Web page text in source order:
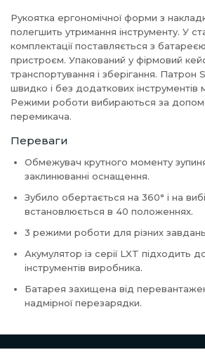
Рукоятка ергономічної форми з
полегшить утримання інструменту. У
комплектації поставляється з
пристроєм. Упакований у фірмовий
транспортування і зберігання. Патрон
швидко і без додаткових інструментів
Режими роботи вибираються за
перемикача.
Переваги
Обмежувач крутного моменту
заклинюванні оснащення.
Зубило обертається на 360° і на
встановлюється в 40 положеннях.
3 режими роботи для різних завдань
Акумулятор із серії LXT підходить
інструментів виробника.
Батарея захищена від
надмірної перезарядки.